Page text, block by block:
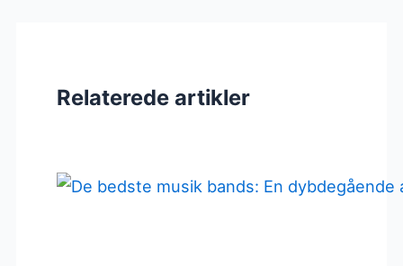
Relaterede artikler